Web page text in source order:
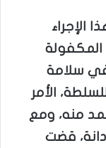
الإجراء
المكفولة
في سلامة
الأمر
منه، ومع
قضت